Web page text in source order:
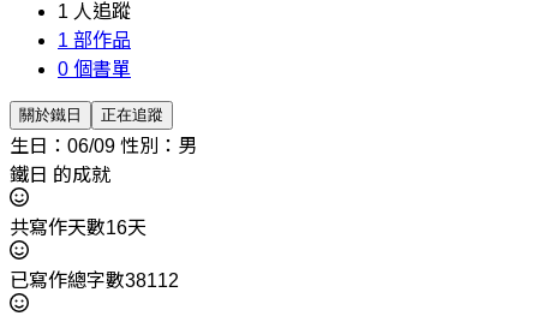
1 人追蹤
1 部作品
0 個書單
關於鐵日 正在追蹤
生日：06/09 性別：男
鐵日 的成就
共寫作天數16天
已寫作總字數38112